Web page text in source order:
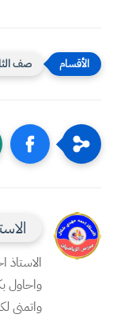
صف
واحاول
واتمنى